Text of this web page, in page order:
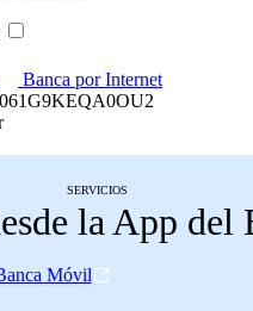
Banca por Internet
SERVICIOS
la App del
Móvil